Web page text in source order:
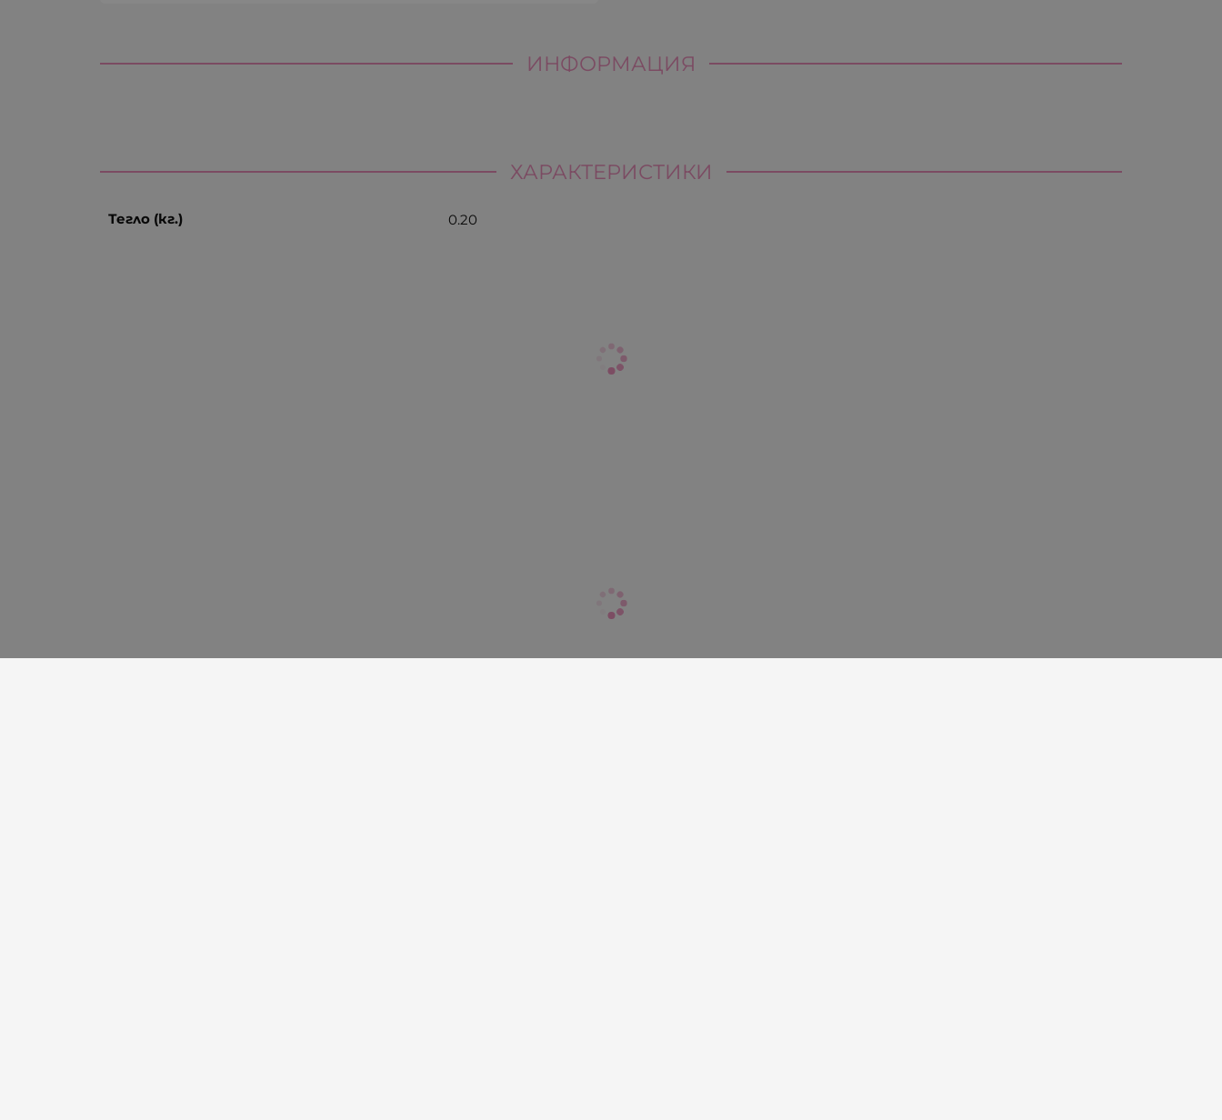
ИНФОРМАЦИЯ
ХАРАКТЕРИСТИКИ
Тегло (кг.) 0.20